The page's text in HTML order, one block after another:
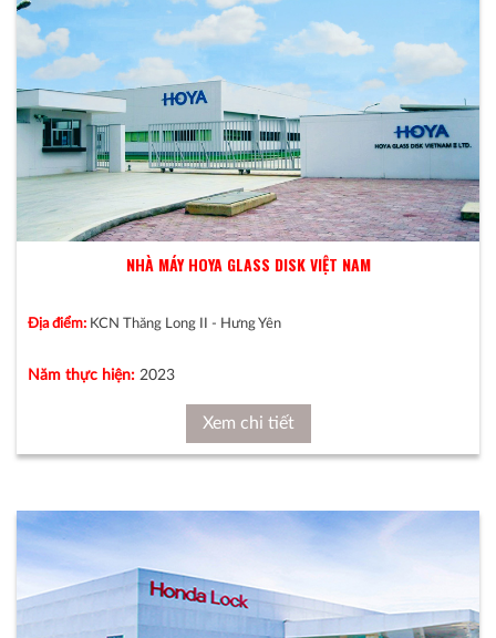
NHÀ MÁY HOYA GLASS DISK VIỆT NAM
Địa điểm: KCN Thăng Long II - Hưng Yên
Năm thực hiện: 2023
Xem chi tiết